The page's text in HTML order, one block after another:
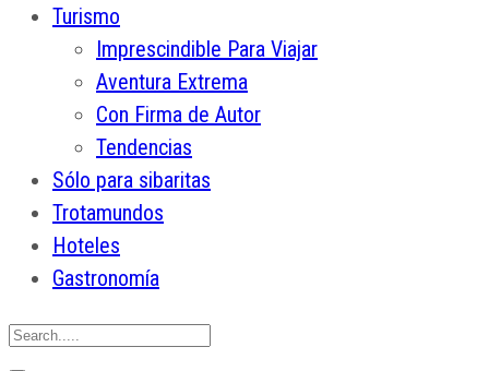
Turismo
Imprescindible Para Viajar
Aventura Extrema
Con Firma de Autor
Tendencias
Sólo para sibaritas
Trotamundos
Hoteles
Gastronomía